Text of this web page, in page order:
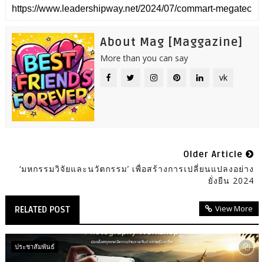
About Mag [Maggazine]
More than you can say
vk
Older Article
‘มหกรรมวิจัยและนวัตกรรม’ เพื่อสร้างการเปลี่ยนแปลงอย่าง
ยั่งยืน 2024
RELATED POST View More
ประชาสัมพันธ์